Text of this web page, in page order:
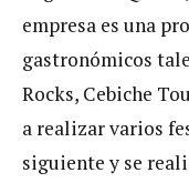
empresa es una
gastronómicos
Rocks, Cebiche
a realizar varios
siguiente y se